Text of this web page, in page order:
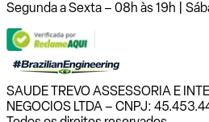
Segunda a Sexta – 08h às 19h |
SAUDE TREVO ASSESSORIA E
NEGOCIOS LTDA – CNPJ: